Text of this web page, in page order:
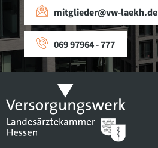
mitglieder@vw-laekh.de
069 97964 - 777